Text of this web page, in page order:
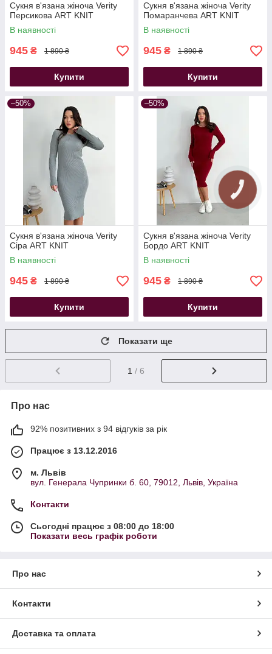
Сукня в'язана жіноча Verity
Персикова ART KNIT
В наявності
945 ₴ 1 890 ₴
Купити
Сукня в'язана жіноча Verity
Помаранчева ART KNIT
В наявності
945 ₴ 1 890 ₴
Купити
–50%
Сукня в'язана жіноча Verity
Сіра ART KNIT
В наявності
945 ₴ 1 890 ₴
Купити
–50%
Сукня в'язана жіноча Verity
Бордо ART KNIT
В наявності
945 ₴ 1 890 ₴
Купити
Показати ще
1 / 6
Про нас
92% позитивних з 94 відгуків за рік
Працює з 13.12.2016
м. Львів
вул. Генерала Чупринки б. 60, 79012, Львів, Україна
Контакти
Сьогодні працює з 08:00 до 18:00
Показати весь графік роботи
Про нас
Контакти
Доставка та оплата